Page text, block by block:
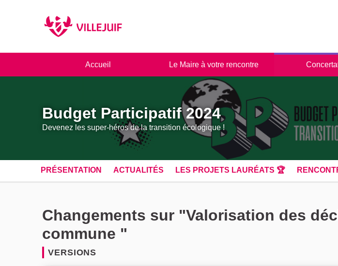
Accueil Le Maire à votre rencontre
Budget Participatif 2024
Devenez les super-héros de la transition écologique !
PRÉSENTATION ACTUALITÉS LES PROJETS LAURÉATS 🏆
Changements sur "Valorisation des
commune "
VERSIONS